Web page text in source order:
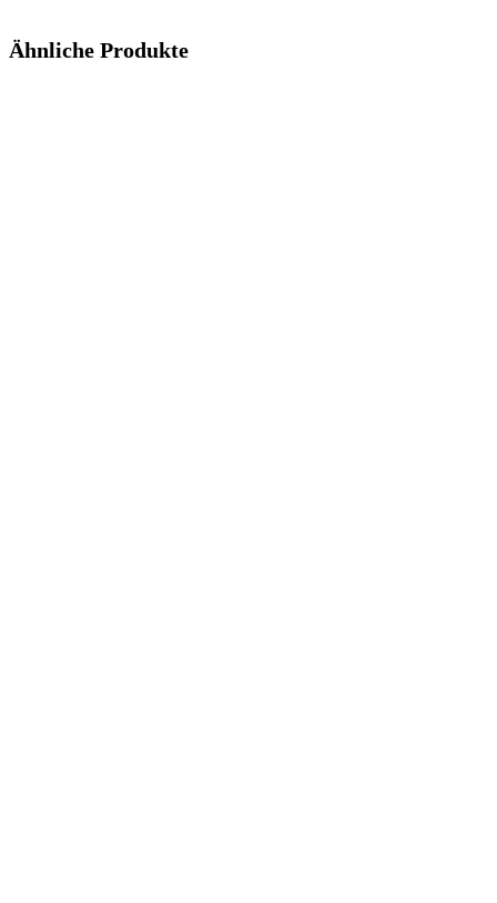
Ähnliche Produkte